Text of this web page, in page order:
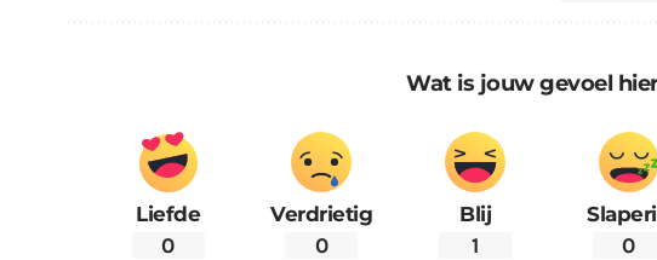
Wat is jouw gevoel
Liefde
0
Verdrietig
0
Blij
1 0